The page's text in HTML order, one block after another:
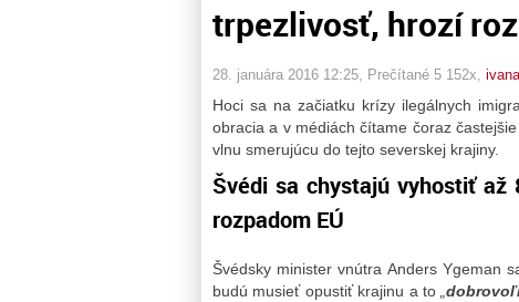
trpezlivosť, hrozí
28. januára 2016 12:25 , Prečítané 5 152x,
Hoci sa na začiatku krízy ilegálnych
obracia a v médiách čítame čoraz
vlnu smerujúcu do tejto severskej krajiny.
Švédi sa chystajú vyhostiť
rozpadom EÚ
Švédsky minister vnútra Anders Ygeman
budú musieť opustiť krajinu a to „